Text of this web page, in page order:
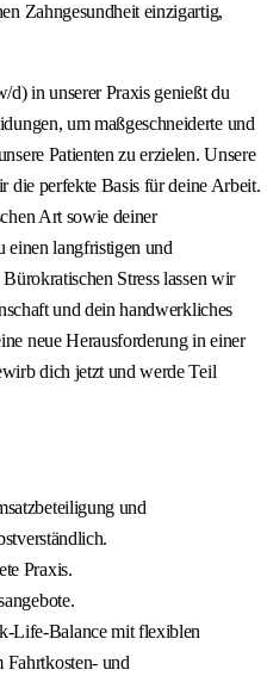
Zahngesundheit einzigartig,
d) in unserer Praxis genießt du
um maßgeschneiderte und
Patienten zu erzielen. Unsere
die perfekte Basis für deine Arbeit.
Art sowie deiner
einen langfristigen und
Stress lassen wir
und dein handwerkliches
neue Herausforderung in einer
dich jetzt und werde Teil
und
Praxis.
Life-Balance mit flexiblen
Fahrtkosten- und